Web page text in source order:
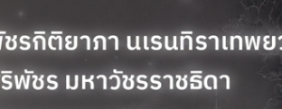
รายงานสถานะการใช้จ่ายและเบิกจ่ายงบประมาณ ปี 2569
รายงานสถานะการใช้จ่ายและเบิกจ่ายงบประมาณ ปี 2569